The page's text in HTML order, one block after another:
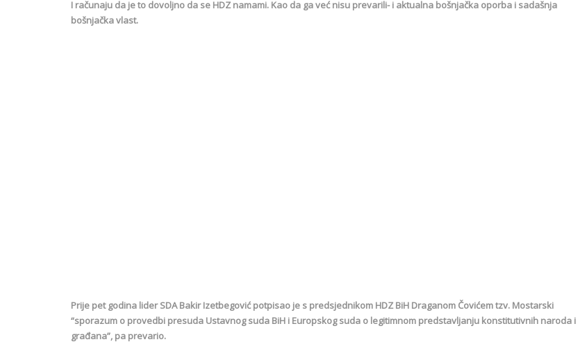
I računaju da je to dovoljno da se HDZ namami. Kao da ga već nisu prevarili- i aktualna bošnjačka oporba i sadašnja
bošnjačka vlast.
Prije pet godina lider SDA Bakir Izetbegović potpisao je s predsjednikom HDZ BiH Draganom Čovićem tzv. Mostarski
“sporazum o provedbi presuda Ustavnog suda BiH i Europskog suda o legitimnom predstavljanju konstitutivnih naroda i
građana”, pa prevario.